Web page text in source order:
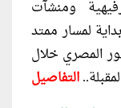
ومنشآت
لمسار ممتد
المصري خلال
التفاصيل